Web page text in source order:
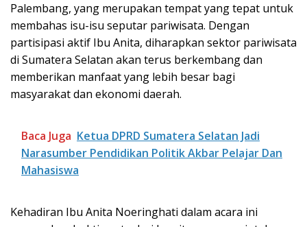
Palembang, yang merupakan tempat yang tepat untuk
membahas isu-isu seputar pariwisata. Dengan
partisipasi aktif Ibu Anita, diharapkan sektor pariwisata
di Sumatera Selatan akan terus berkembang dan
memberikan manfaat yang lebih besar bagi
masyarakat dan ekonomi daerah.
Baca Juga Ketua DPRD Sumatera Selatan Jadi
Narasumber Pendidikan Politik Akbar Pelajar Dan
Mahasiswa
Kehadiran Ibu Anita Noeringhati dalam acara ini